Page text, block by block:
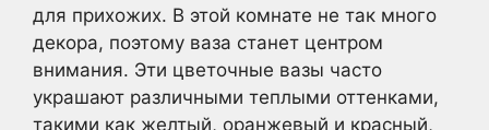
для прихожих. В этой комнате не так много
декора, поэтому ваза станет центром
внимания. Эти цветочные вазы часто
украшают различными теплыми оттенками,
такими как желтый, оранжевый и красный,